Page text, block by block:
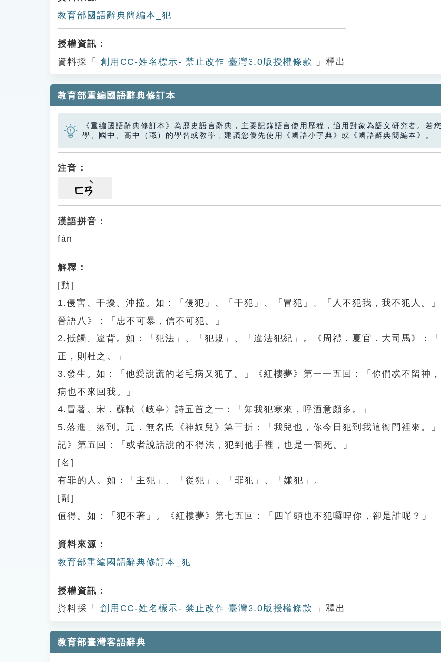
教育部國語辭典簡編本_犯
授權資訊：
資料採「
創用CC-姓名標示- 禁止改作 臺灣3.0版授權條款 」釋出
教育部重編國語辭典修訂本
《重編國語辭典修訂本》為歷史語言辭典，主要記錄語言使用歷程，適用對象為語文研究者。若
學、國中、高中（職）的學習或教學，建議您優先使用《國語小字典》或《國語辭典簡編本》。
注音：
ㄈㄢ
漢語拼音：
fàn
解釋：
[動]
1.侵害、干擾、沖撞。如：「侵犯」、「干犯」、「冒犯」、「人不犯我，我不犯人。
晉語八》：「忠不可暴，信不可犯。」
2.抵觸、違背。如：「犯法」、「犯規」、「違法犯紀」。《周禮．夏官．大司馬》：
正，則杜之。」
3.發生。如：「他愛說謊的老毛病又犯了。」《紅樓夢》第一一五回：「你們忒不留神
病也不來回我。」
4.冒著。宋．蘇軾〈岐亭〉詩五首之一：「知我犯寒來，呼酒意頗多。」
5.落進、落到。元．無名氏《神奴兒》第三折：「我兒也，你今日犯到我這衙門裡來。
記》第五回：「或者說話說的不得法，犯到他手裡，也是一個死。」
[名]
有罪的人。如：「主犯」、「從犯」、「罪犯」、「嫌犯」。
[副]
值得。如：「犯不著」。《紅樓夢》第七五回：「四丫頭也不犯囉唕你，卻是誰呢？」
資料來源：
教育部重編國語辭典修訂本_犯
授權資訊：
資料採「
創用CC-姓名標示- 禁止改作 臺灣3.0版授權條款 」釋出
教育部臺灣客語辭典